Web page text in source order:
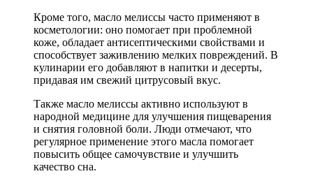
Кроме того, масло мелиссы часто применяют в
косметологии: оно помогает при проблемной
коже, обладает антисептическими свойствами и
способствует заживлению мелких повреждений. В
кулинарии его добавляют в напитки и десерты,
придавая им свежий цитрусовый вкус.
Также масло мелиссы активно используют в
народной медицине для улучшения пищеварения
и снятия головной боли. Люди отмечают, что
регулярное применение этого масла помогает
повысить общее самочувствие и улучшить
качество сна.